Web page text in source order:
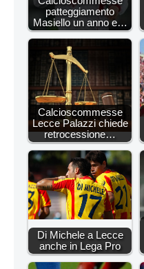
patteggiamento
Masiello un anno e…
Calcioscommesse
Lecce Palazzi chiede
retrocessione…
Di Michele a Lecce
anche in Lega Pro